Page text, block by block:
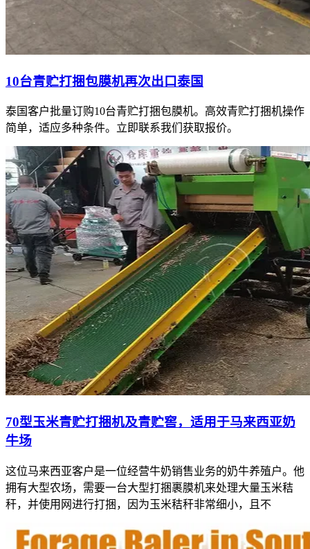
10台青贮打捆包膜机再次出口泰国
泰国客户批量订购10台青贮打捆包膜机。高效青贮打捆机操作
简单，适应多种条件。立即联系我们获取报价。
70型玉米青贮打捆机及青贮窖，适用于马来西亚奶
牛场
这位马来西亚客户是一位经营牛奶销售业务的奶牛养殖户。他
拥有大型农场，需要一台大型打捆裹膜机来处理大量玉米秸
秆，并使用网进行打捆，因为玉米秸秆非常细小，且不